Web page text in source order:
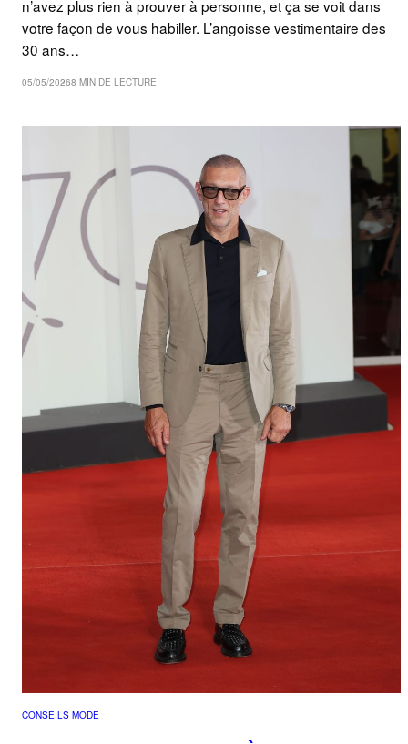
n’avez plus rien à prouver à personne, et ça se voit dans
votre façon de vous habiller. L’angoisse vestimentaire des
30 ans…
05/05/20268 MIN DE LECTURE
CONSEILS MODE